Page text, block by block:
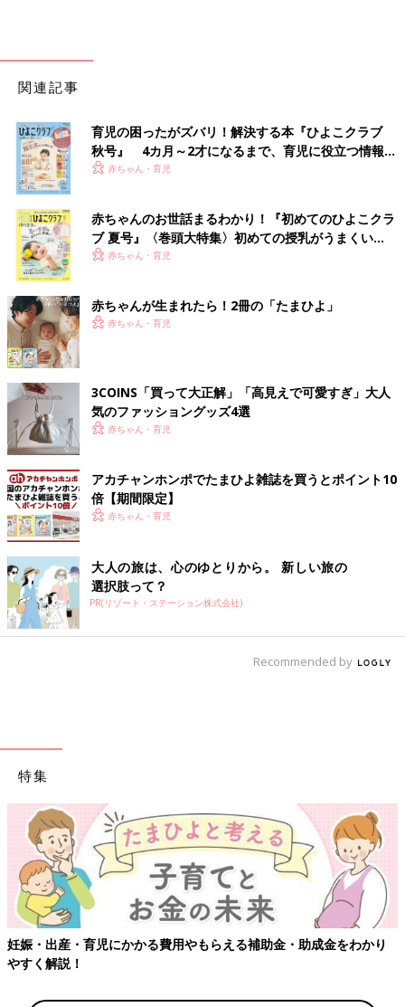
関連記事
育児の困ったがズバリ！解決する本『ひよこクラブ
秋号』 4カ月～2才になるまで、育児に役立つ情報が
いっぱい！
赤ちゃん・育児
赤ちゃんのお世話まるわかり！『初めてのひよこクラ
ブ 夏号』〈巻頭大特集〉初めての授乳がうまくい
く！ おっぱい・ミルクの基本と夏のトラブル 解決テ
赤ちゃん・育児
赤ちゃんが生まれたら！2冊の「たまひよ」
赤ちゃん・育児
3COINS「買って大正解」「高見えで可愛すぎ」大人
気のファッショングッズ4選
赤ちゃん・育児
アカチャンホンポでたまひよ雑誌を買うとポイント10
倍【期間限定】
赤ちゃん・育児
大人の旅は、心のゆとりから。 新しい旅の
選択肢って？
PR(リゾート・ステーション株式会社)
Recommended by
特集
妊娠・出産・育児にかかる費用やもらえる補助金・助成金をわかり
やすく解説！